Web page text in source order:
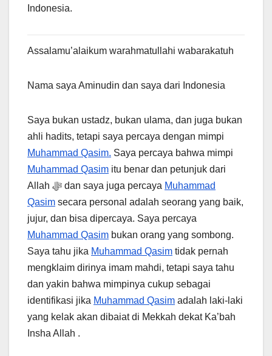
Indonesia.
Assalamu’alaikum warahmatullahi wabarakatuh
Nama saya Aminudin dan saya dari Indonesia
Saya bukan ustadz, bukan ulama, dan juga bukan
ahli hadits, tetapi saya percaya dengan mimpi
Muhammad Qasim. Saya percaya bahwa mimpi
Muhammad Qasim itu benar dan petunjuk dari
Allah ﷻ dan saya juga percaya Muhammad
Qasim secara personal adalah seorang yang baik,
jujur, dan bisa dipercaya. Saya percaya
Muhammad Qasim bukan orang yang sombong.
Saya tahu jika Muhammad Qasim tidak pernah
mengklaim dirinya imam mahdi, tetapi saya tahu
dan yakin bahwa mimpinya cukup sebagai
identifikasi jika Muhammad Qasim adalah laki-laki
yang kelak akan dibaiat di Mekkah dekat Ka’bah
Insha Allah .